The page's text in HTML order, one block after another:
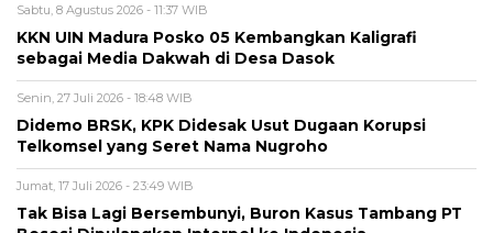
Sabtu, 8 Agustus 2026 - 11:37 WIB
KKN UIN Madura Posko 05 Kembangkan Kaligrafi
sebagai Media Dakwah di Desa Dasok
Senin, 27 Juli 2026 - 18:48 WIB
Didemo BRSK, KPK Didesak Usut Dugaan Korupsi
Telkomsel yang Seret Nama Nugroho
Jumat, 17 Juli 2026 - 23:49 WIB
Tak Bisa Lagi Bersembunyi, Buron Kasus Tambang PT